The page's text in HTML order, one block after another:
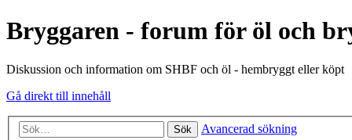
Bryggaren - forum för öl och
Diskussion och information om SHBF och öl - hembryggt eller köpt
Gå direkt till innehåll
Sök Avancerad sökning